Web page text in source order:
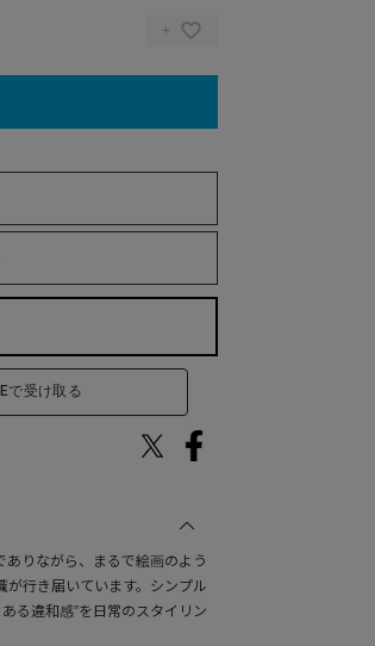
で受け取る
ありながら、まるで絵画のよう
が行き届いています。シンプル
る違和感”を日常のスタイリン